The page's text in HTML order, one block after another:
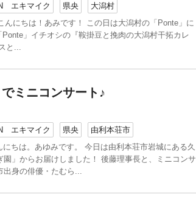
エキマイク
県央
大潟村
んにちは！あみです！ この日は大潟村の「Ponte」に
」イチオシの『鞍掛豆と挽肉の大潟村干拓カレ
と...
ミニコンサート♪
エキマイク
県央
由利本荘市
にちは。あゆみです。 今日は由利本荘市岩城にある久
園」からお届けしました！ 後藤理事長と、ミニコンサ
身の俳優・たむら...